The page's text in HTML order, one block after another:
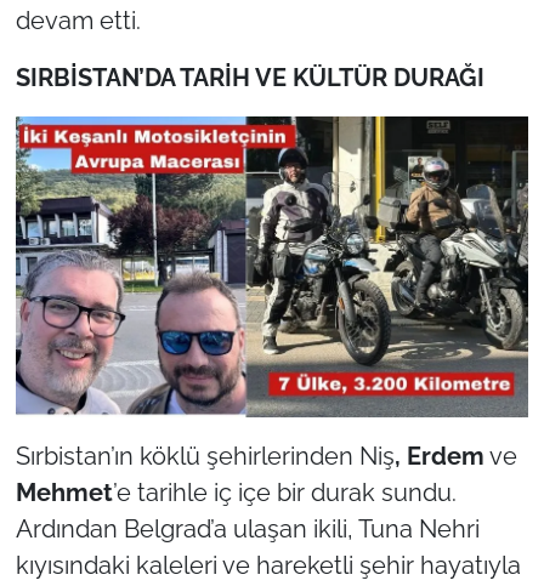
devam etti.
SIRBİSTAN’DA TARİH VE KÜLTÜR DURAĞI
Sırbistan’ın köklü şehirlerinden Niş, Erdem ve
Mehmet’e tarihle iç içe bir durak sundu.
Ardından Belgrad’a ulaşan ikili, Tuna Nehri
kıyısındaki kaleleri ve hareketli şehir hayatıyla
İş Dünyası
Bilim Teknoloji
English News
Canlı Maç
Finans
Genel-A
Gündem-Eğitim